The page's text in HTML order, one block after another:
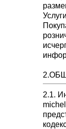
Услуги
2.1.